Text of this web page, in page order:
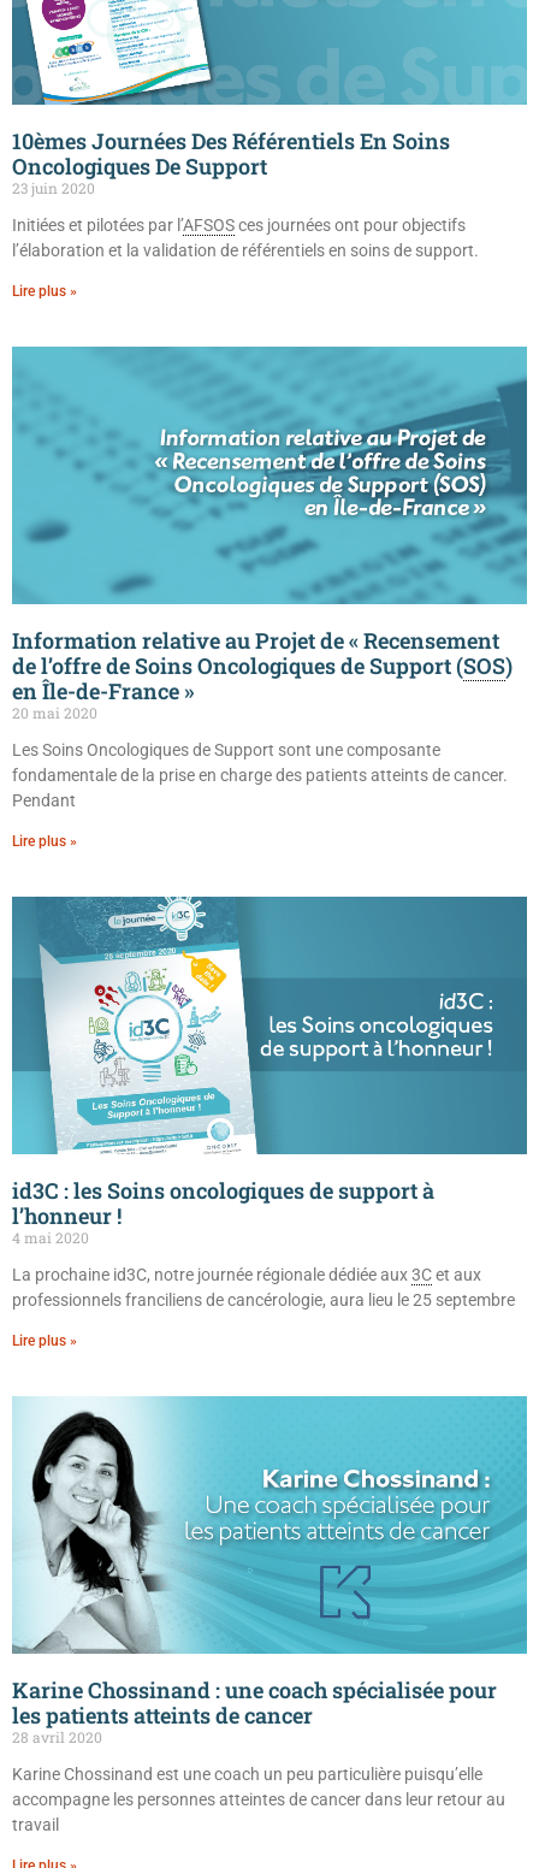
10èmes Journées Des Référentiels En Soins
Oncologiques De Support
23 juin 2020
Initiées et pilotées par l’AFSOSces journées ont pour objectifs
l’élaboration et la validation de référentiels en soins de support.
Lire plus »
Information relative au Projet de « Recensement
de l’offre de Soins Oncologiques de Support (SOS)
en Île-de-France »
20 mai 2020
Les Soins Oncologiques de Support sont une composante
fondamentale de la prise en charge des patients atteints de cancer.
Pendant
Lire plus »
id3C : les Soins oncologiques de support à
l’honneur !
4 mai 2020
La prochaine id3C, notre journée régionale dédiée aux3Cet aux
professionnels franciliens de cancérologie, aura lieu le 25 septembre
Lire plus »
Karine Chossinand : une coach spécialisée pour
les patients atteints de cancer
28 avril 2020
Karine Chossinand est une coach un peu particulière puisqu’elle
accompagne les personnes atteintes de cancer dans leur retour au
travail